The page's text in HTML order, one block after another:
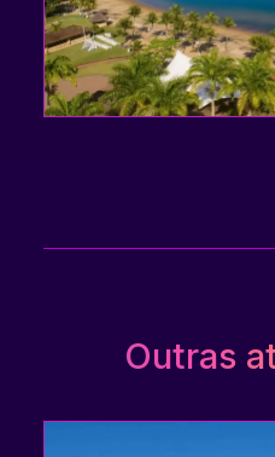
Outras